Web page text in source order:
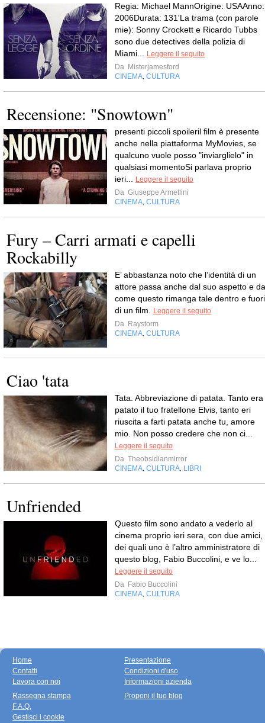
Regia: Michael MannOrigine: USAAnno:
2006Durata: 131'La trama (con parole
mie): Sonny Crockett e Ricardo Tubbs
sono due detectives della polizia di
Miami...
Leggere il seguito
Da Misterjamesford
CINEMA CULTURA
Recensione: "Snowtown"
presenti piccoli spoileril film è presente
anche nella piattaforma MyMovies, se
qualcuno vuole posso "inviarglielo" in
qualsiasi momentoSi parlava proprio
ieri...
Leggere il seguito
Da Giuseppe Armellini
CINEMA CULTURA
Fury – Carri armati e capelli
Rockabilly
E’ abbastanza noto che l’identità di un
attore passa anche dal suo aspetto e da
come questo rimanga tale dentro e fuori
di un film.
Leggere il seguito
Da Raystorm
CINEMA CULTURA
Ciao 'tata
Tata. Abbreviazione di patata. Tanto era
patato il tuo fratellone Elvis, tanto eri
riuscita a farti patata anche tu, amore
mio. Non posso credere che non ci...
Leggere il seguito
Da Theobsidianmirror
CINEMA CULTURA LIBRI
Unfriended
Questo film sono andato a vederlo al
cinema proprio ieri sera, con due amici,
dei quali uno è l’altro amministratore di
questo blog, Fabio Buccolini, e ve lo...
Leggere il seguito
Da Fabio Buccolini
CINEMA CULTURA
Home
Contatti
Lavora con noi
Presentazione
Condizioni d'uso
Informazioni azienda
Rassegna stampa
F.A.Q.
Gestisci i cookie
Proponi il tuo blog